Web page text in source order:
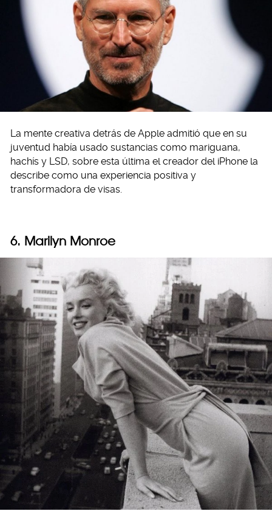
La mente creativa detrás de Apple admitió que en su
juventud había usado sustancias como mariguana,
hachís y LSD, sobre esta última el creador del iPhone la
describe como una experiencia positiva y
transformadora de visas.
6. Marilyn Monroe